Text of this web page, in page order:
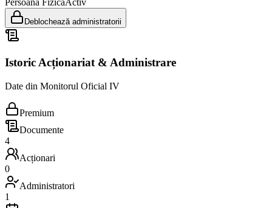
Deblochează administratorii
Istoric Acționariat & Administrare
Date din Monitorul Oficial IV
Premium
Documente
4
Acționari
0
Administratori
1